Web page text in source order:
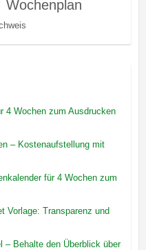
Wochenplan
4 Wochen zum Ausdrucken
– Kostenaufstellung mit
für 4 Wochen zum
Vorlage: Transparenz und
– Behalte den Überblick über